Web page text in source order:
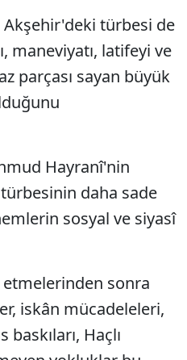
türbesi de
maneviyatı, latifeyi ve
parçası sayan büyük
Hayranî'nin
türbesinin daha sade
sosyal ve siyasî
sonra
iskân mücadeleleri,
Haçlı